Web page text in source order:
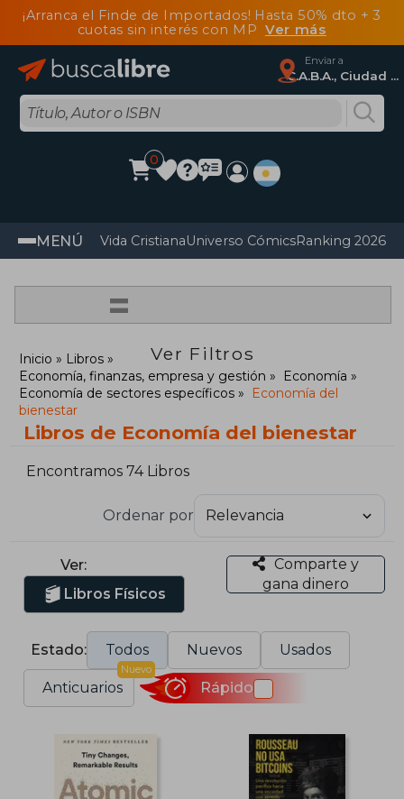
¡Arranca el Finde de Importados! Hasta 50% dto + 3
cuotas sin interés con MP Ver más
Enviar a
C.A.B.A., Ciudad Autónoma De Buenos Aires
0
MENÚ Vida CristianaUniverso CómicsRanking 2026
=
Ver Filtros
Inicio
Libros
Economía, finanzas, empresa y gestión
Economía
Economía de sectores específicos
Economía del
bienestar
Libros de Economía del bienestar
Encontramos 74 Libros
Ordenar por
Ver:
Libros Físicos
Comparte y
gana dinero
Estado: Todos Nuevos Usados
Anticuarios
Nuevo
Rápido